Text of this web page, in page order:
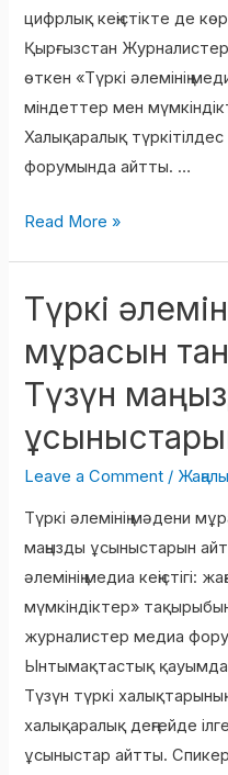
цифрлық кеңістікте де
Қырғызстан
өткен «Түркі әлемінің
міндеттер мен
Халықаралық
форумында айтты. …
Read More »
Түркі
мұрасын
Түзүн
Leave a Comment /
Түркі әлемінің мәдени
маңызды ұсыныстарын
әлемінің медиа кеңістігі:
мүмкіндіктер»
журналистер медиа
Ынтымақтастық
Түзүн түркі
халықаралық деңгейде
ұсыныстар айтты.
Түркі
әлемінің
мәдени
мұрасын
таныту:
Ахмет
Түзүн